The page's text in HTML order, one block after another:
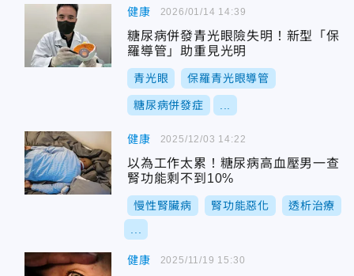
健康
糖尿病併發青光眼險失明！新型「保
羅導管」助重見光明
青光眼 保羅青光眼導管
糖尿病併發症
2026/01/14 14:39
健康
以為工作太累！糖尿病高血壓男一查
腎功能剩不到10%
慢性腎臟病 腎功能惡化 透析治療
2025/12/03 14:22
健康 2025/11/19 15:30